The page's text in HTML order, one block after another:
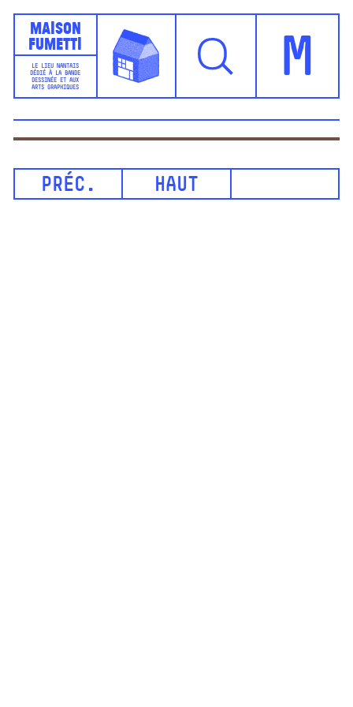
Maison
Fumetti
LE LIEU NANTAIS
DÉDIÉ À LA BANDE
DESSINÉE ET AUX
ARTS GRAPHIQUES
M
PRÉC. HAUT